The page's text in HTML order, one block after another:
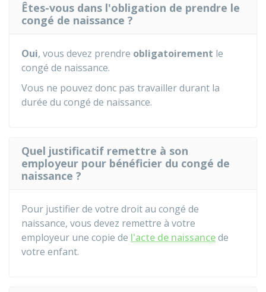
Êtes-vous dans l'obligation de prendre le
congé de naissance ?
Oui, vous devez prendre obligatoirement le
congé de naissance.
Vous ne pouvez donc pas travailler durant la
durée du congé de naissance.
Quel justificatif remettre à son
employeur pour bénéficier du congé de
naissance ?
Pour justifier de votre droit au congé de
naissance, vous devez remettre à votre
employeur une copie de l'acte de naissancede
votre enfant.